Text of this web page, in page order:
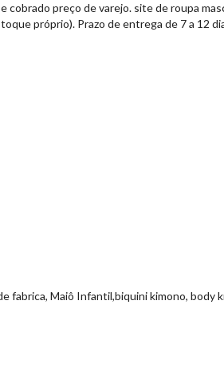
cobrado preço de varejo. site de roupa
próprio). Prazo de entrega de 7 a 12
Maiô Infantil,biquini kimono, body